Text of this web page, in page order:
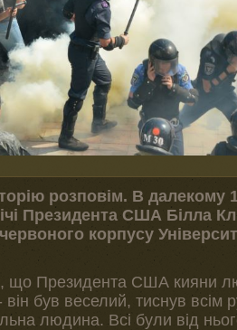
розповім. В далекому
Президента США Білла
корпусу
що Президента США кияни
він був веселий, тиснув
людина. Всі були від